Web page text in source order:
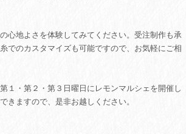
心地よさを体験してみてください。受注制作も承
でのカスタマイズも可能ですので、お気軽にご相
１・第２・第３日曜日にレモンマルシェを開催し
きますので、是非お越しください。